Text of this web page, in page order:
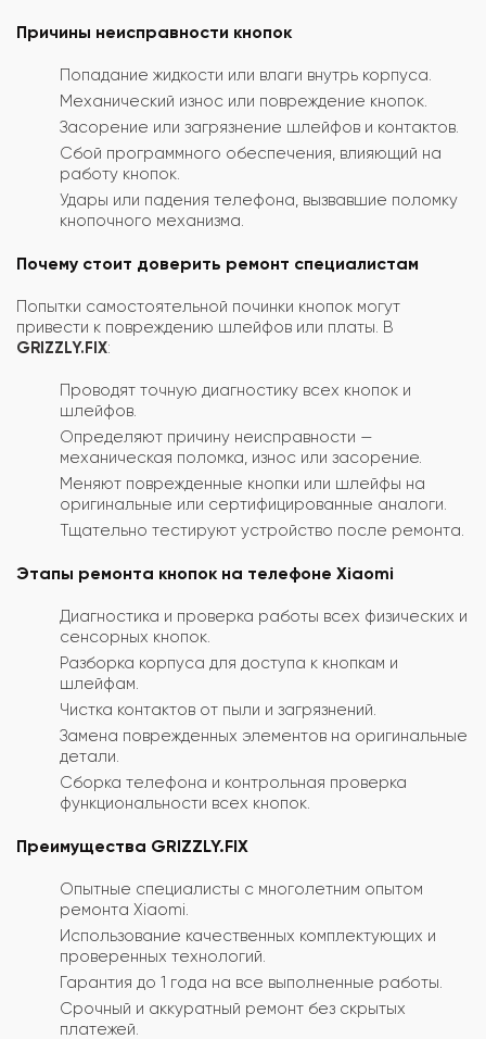
Причины неисправности кнопок
Попадание жидкости или влаги внутрь корпуса.
Механический износ или повреждение кнопок.
Засорение или загрязнение шлейфов и контактов.
Сбой программного обеспечения, влияющий на
работу кнопок.
Удары или падения телефона, вызвавшие поломку
кнопочного механизма.
Почему стоит доверить ремонт специалистам
Попытки самостоятельной починки кнопок могут
привести к повреждению шлейфов или платы. В
GRIZZLY.FIX:
Проводят точную диагностику всех кнопок и
шлейфов.
Определяют причину неисправности —
механическая поломка, износ или засорение.
Меняют поврежденные кнопки или шлейфы на
оригинальные или сертифицированные аналоги.
Тщательно тестируют устройство после ремонта.
Этапы ремонта кнопок на телефоне Xiaomi
Диагностика и проверка работы всех физических и
сенсорных кнопок.
Разборка корпуса для доступа к кнопкам и
шлейфам.
Чистка контактов от пыли и загрязнений.
Замена поврежденных элементов на оригинальные
детали.
Сборка телефона и контрольная проверка
функциональности всех кнопок.
Преимущества GRIZZLY.FIX
Опытные специалисты с многолетним опытом
ремонта Xiaomi.
Использование качественных комплектующих и
проверенных технологий.
Гарантия до 1 года на все выполненные работы.
Срочный и аккуратный ремонт без скрытых
платежей.